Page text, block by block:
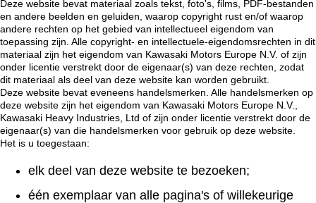
Deze website bevat materiaal zoals tekst, foto's, films, PDF-bestanden
en andere beelden en geluiden, waarop copyright rust en/of waarop
andere rechten op het gebied van intellectueel eigendom van
toepassing zijn. Alle copyright- en intellectuele-eigendomsrechten in dit
materiaal zijn het eigendom van Kawasaki Motors Europe N.V. of zijn
onder licentie verstrekt door de eigenaar(s) van deze rechten, zodat
dit materiaal als deel van deze website kan worden gebruikt.
Deze website bevat eveneens handelsmerken. Alle handelsmerken op
deze website zijn het eigendom van Kawasaki Motors Europe N.V.,
Kawasaki Heavy Industries, Ltd of zijn onder licentie verstrekt door de
eigenaar(s) van die handelsmerken voor gebruik op deze website.
Het is u toegestaan:
elk deel van deze website te bezoeken;
één exemplaar van alle pagina's of willekeurige